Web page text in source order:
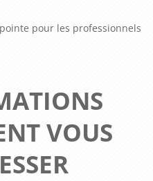
pour les professionnels
VOUS